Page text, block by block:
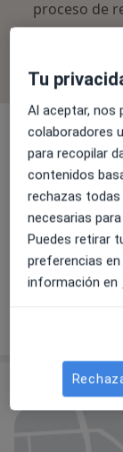
proceso de
Dr.
Dr.
Consulta
Tu
Al aceptar, nos
colaboradores
para recopilar
contenidos
rechazas
necesarias
Puedes retirar
preferencias
información en